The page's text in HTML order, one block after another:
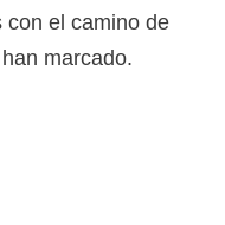
con el camino de
marcado.